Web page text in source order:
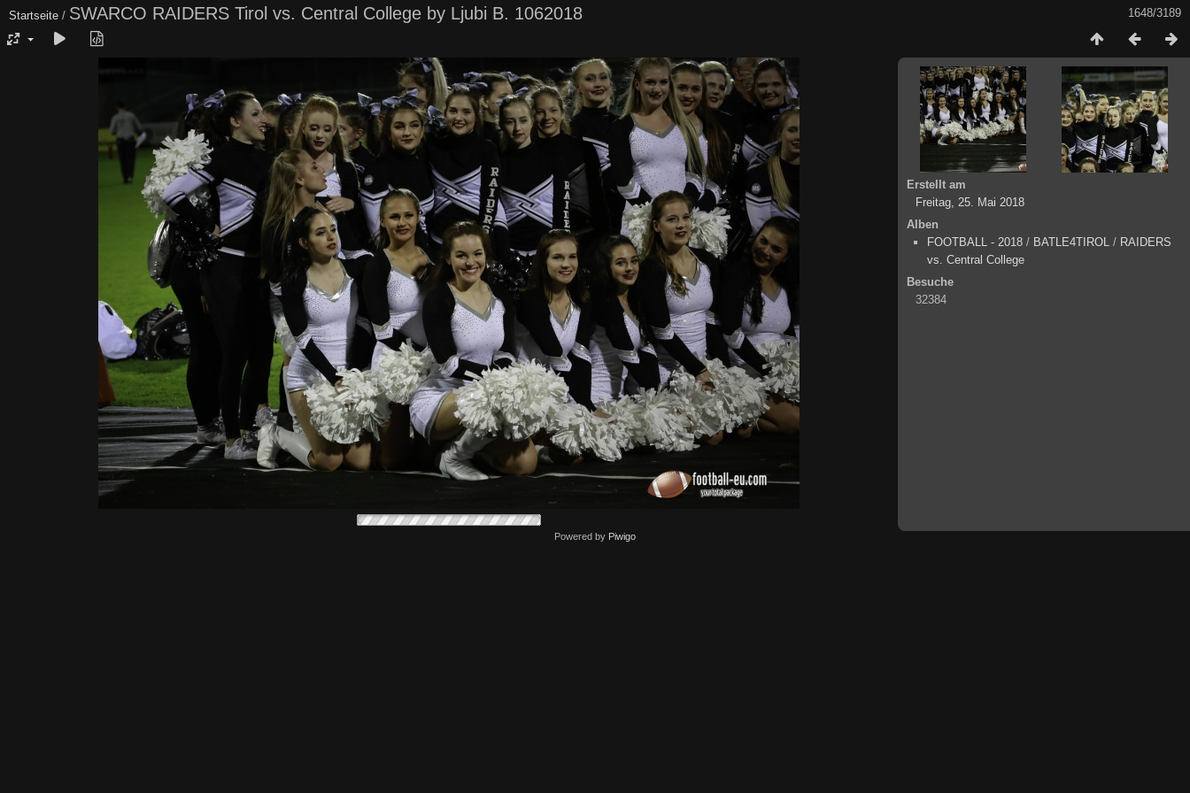
1648/3189
Startseite / SWARCO RAIDERS Tirol vs. Central College by Ljubi B. 1062018
Erstellt am
Freitag, 25. Mai 2018
Alben
FOOTBALL - 2018 / BATLE4TIROL / RAIDERS
vs. Central College
Besuche
32384
Powered by Piwigo